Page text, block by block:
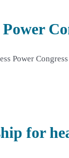
Power
for